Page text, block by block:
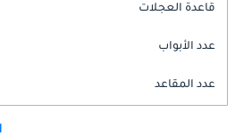
قاعدة العجلات
عدد الأبواب
عدد المقاعد